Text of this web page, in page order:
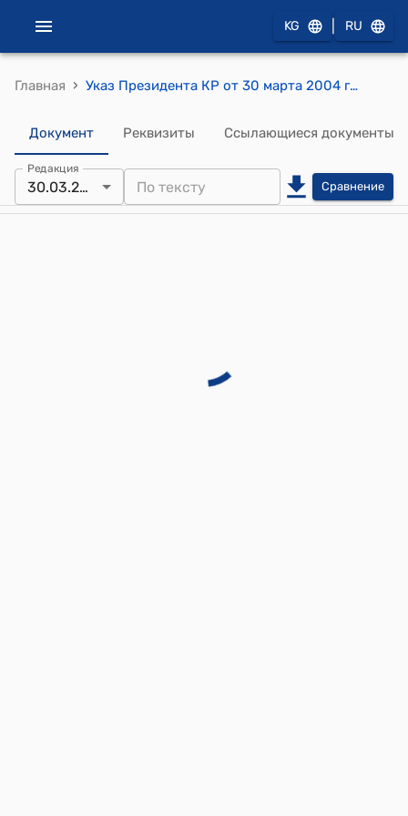
KG RU
Главная › Указ Президента КР от 30 марта 2004 года УП № 109 "О Матееве У.А."
Документ Реквизиты Ссылающиеся документы
Редакция
30.03.2004 Сравнение